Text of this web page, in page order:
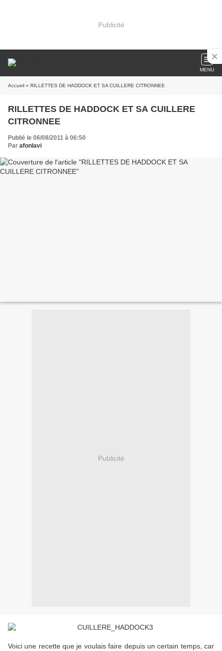
Publicité
MENU
Accueil » RILLETTES DE HADDOCK ET SA CUILLERE CITRONNEE
RILLETTES DE HADDOCK ET SA CUILLERE
CITRONNEE
Publié le 06/08/2011 à 06:50
Par afonlavi
Publicité
Voici une recette que je voulais faire depuis un certain temps, car